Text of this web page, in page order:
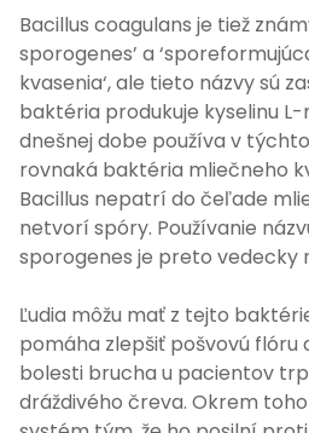
Bacillus coagulans je tiež
sporogenes’ a
kvasenia‘, ale tieto názvy sú
baktéria produkuje kyselinu
dnešnej dobe používa v
rovnaká baktéria mliečneho
Bacillus nepatrí do čeľade
netvorí spóry. Používanie
sporogenes je preto vedecky
Ľudia môžu mať z tejto
pomáha zlepšiť pošvovú flóru
bolesti brucha u pacientov
dráždivého čreva. Okrem